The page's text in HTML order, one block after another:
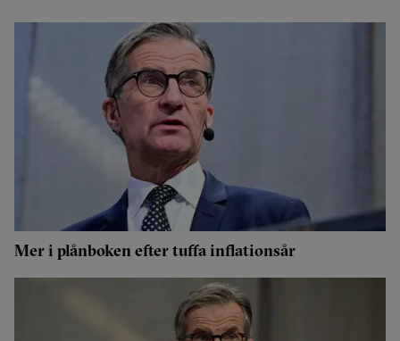
Mer i plånboken efter tuffa inflationsår